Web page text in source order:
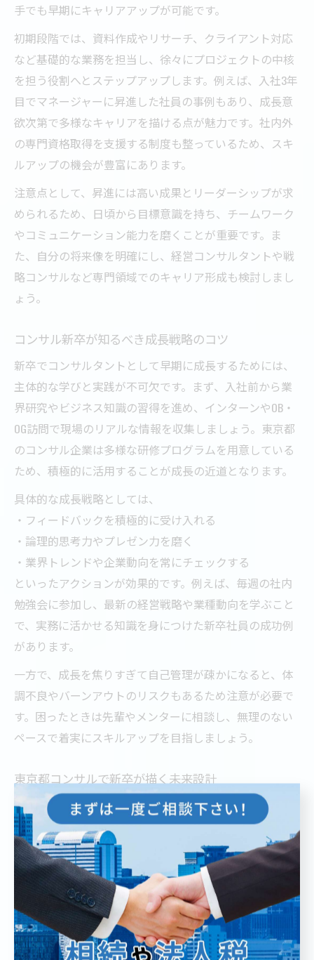
手でも早期にキャリアアップが可能です。
初期段階では、資料作成やリサーチ、クライアント対応
など基礎的な業務を担当し、徐々にプロジェクトの中核
を担う役割へとステップアップします。例えば、入社3年
目でマネージャーに昇進した社員の事例もあり、成長意
欲次第で多様なキャリアを描ける点が魅力です。社内外
の専門資格取得を支援する制度も整っているため、スキ
ルアップの機会が豊富にあります。
注意点として、昇進には高い成果とリーダーシップが求
められるため、日頃から目標意識を持ち、チームワーク
やコミュニケーション能力を磨くことが重要です。ま
た、自分の将来像を明確にし、経営コンサルタントや戦
略コンサルなど専門領域でのキャリア形成も検討しまし
ょう。
コンサル新卒が知るべき成長戦略のコツ
新卒でコンサルタントとして早期に成長するためには、
主体的な学びと実践が不可欠です。まず、入社前から業
界研究やビジネス知識の習得を進め、インターンやOB・
OG訪問で現場のリアルな情報を収集しましょう。東京都
のコンサル企業は多様な研修プログラムを用意している
ため、積極的に活用することが成長の近道となります。
具体的な成長戦略としては、
・フィードバックを積極的に受け入れる
・論理的思考力やプレゼン力を磨く
・業界トレンドや企業動向を常にチェックする
といったアクションが効果的です。例えば、毎週の社内
勉強会に参加し、最新の経営戦略や業種動向を学ぶこと
で、実務に活かせる知識を身につけた新卒社員の成功例
があります。
一方で、成長を焦りすぎて自己管理が疎かになると、体
調不良やバーンアウトのリスクもあるため注意が必要で
す。困ったときは先輩やメンターに相談し、無理のない
ペースで着実にスキルアップを目指しましょう。
東京都コンサルで新卒が描く未来設計
東京都で新卒コンサルタントとして働くことで、幅広い
業界や企業とのネットワークを築き、将来的なキャリア
の選択肢を広げることができます。大手コンサル企業で
は、国内外の多様なプロジェクトに関わるチャンスがあ
り、専門性やマネジメント力を高めることが可能です。
将来設計としては、コンサルタントとしてスペシャリス
トを目指す道だけでなく、事業会社への転職や起業とい